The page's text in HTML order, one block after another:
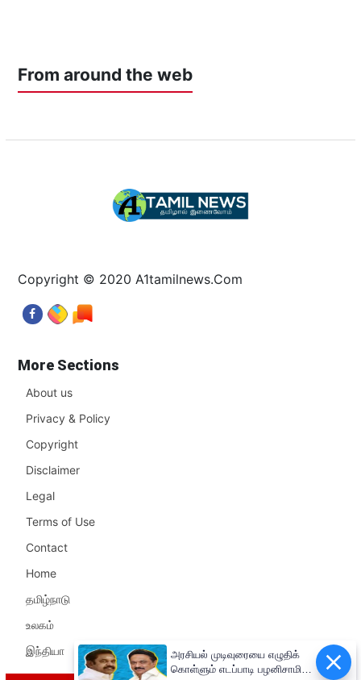
From around the web
Copyright © 2020 A1tamilnews.Com
More Sections
About us
Privacy & Policy
Copyright
Disclaimer
Legal
Terms of Use
Contact
Home
தமிழ்நாடு
உலகம்
இந்தியா
அரசியல் முடிவுரையை எழுதிக்
கொள்ளும் எடப்பாடி பழனிசாமி!!